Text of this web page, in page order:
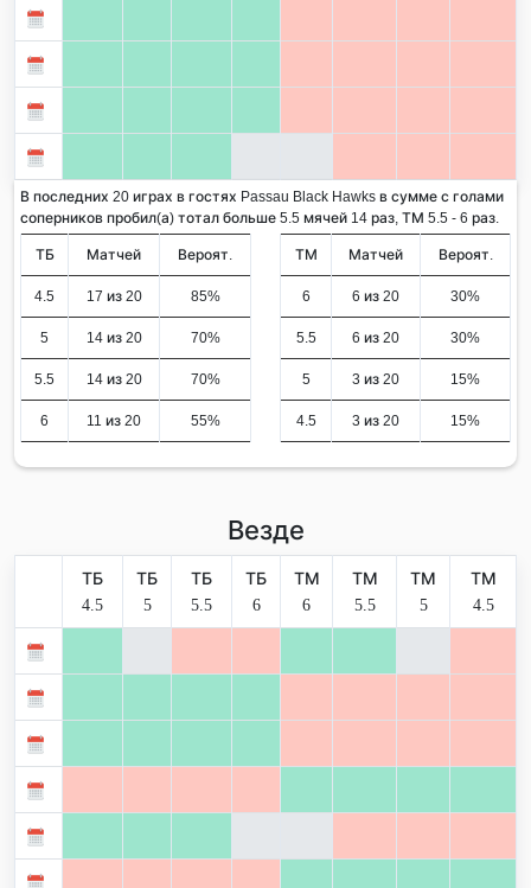
В последних 20 играх в гостях Passau Black Hawks в сумме с голами
соперников пробил(а) тотал больше 5.5 мячей 14 раз, ТМ 5.5 - 6 раз.
ТБ Матчей Вероят.
4.5 17 из 20 85%
5 14 из 20 70%
5.5 14 из 20 70%
6 11 из 20 55%
ТМ Матчей Вероят.
6 6 из 20 30%
5.5 6 из 20 30%
5 3 из 20 15%
4.5 3 из 20 15%
Везде
ТБ
4.5
ТБ
5
ТБ
5.5
ТБ
6
ТМ
6
ТМ
5.5
ТМ
5
ТМ
4.5